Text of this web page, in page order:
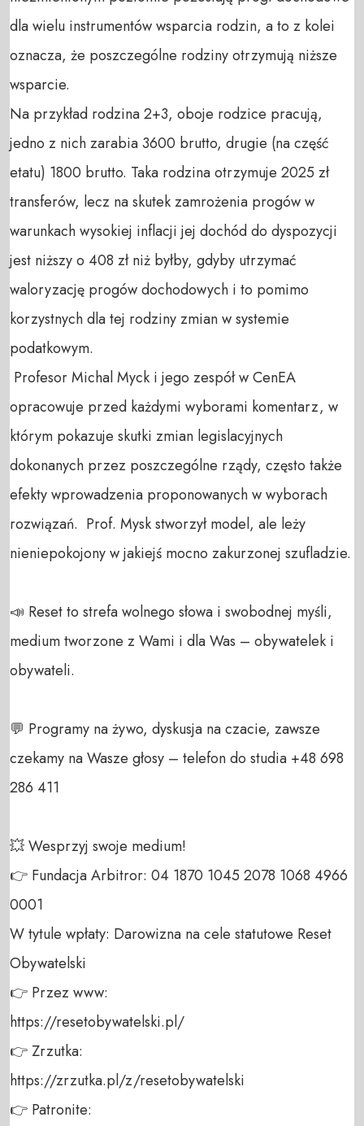
dla wielu instrumentów wsparcia rodzin, a to z kolei
oznacza, że poszczególne rodziny otrzymują niższe
wsparcie.
Na przykład rodzina 2+3, oboje rodzice pracują,
jedno z nich zarabia 3600 brutto, drugie (na część
etatu) 1800 brutto. Taka rodzina otrzymuje 2025 zł
transferów, lecz na skutek zamrożenia progów w
warunkach wysokiej inflacji jej dochód do dyspozycji
jest niższy o 408 zł niż byłby, gdyby utrzymać
waloryzację progów dochodowych i to pomimo
korzystnych dla tej rodziny zmian w systemie
podatkowym.
opracowuje przed każdymi wyborami komentarz, w
którym pokazuje skutki zmian legislacyjnych
dokonanych przez poszczególne rządy, często także
efekty wprowadzenia proponowanych w wyborach
rozwiązań.  Prof. Mysk stworzył model, ale leży
nieniepokojony w jakiejś mocno zakurzonej szufladzie.
📣 Reset to strefa wolnego słowa i swobodnej myśli,
medium tworzone z Wami i dla Was – obywatelek i
obywateli.
💬 Programy na żywo, dyskusja na czacie, zawsze
czekamy na Wasze głosy – telefon do studia +48 698
286 411
💥 Wesprzyj swoje medium!
👉 Fundacja Arbitror: 04 1870 1045 2078 1068 4966
0001
W tytule wpłaty: Darowizna na cele statutowe Reset
Obywatelski
👉 Przez www:
https://resetobywatelski.pl/
👉 Zrzutka:
https://zrzutka.pl/z/resetobywatelski
👉 Patronite: